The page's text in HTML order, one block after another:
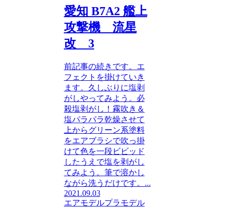
愛知 B7A2 艦上
攻撃機 流星
改 3
前記事の続きです。エ
フェクトを掛けていき
ます。久しぶりに塩剥
がしやってみよう。必
殺塩剥がし！霧吹き＆
塩パラパラ乾燥させて
上からグリーン系塗料
をエアブラシで吹っ掛
けて色を一段ビビッド
したうえで塩を剥がし
てみよう。筆で溶かし
ながら洗うだけです。...
2021.09.03
エアモデルプラモデル